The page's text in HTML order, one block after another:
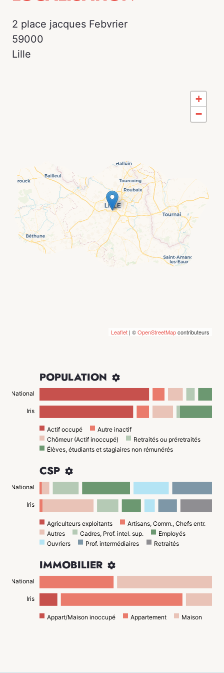
2 place jacques Febvrier
59000
Lille
+
−
Leaflet | ©OpenStreetMapcontributeurs
POPULATION 
National
Iris
Actif occupé
Autre inactif
Chômeur (Actif inoccupé)
Retraités ou préretraités
Élèves, étudiants et stagiaires non rémunérés
CSP 
National
Iris
Agriculteurs exploitants
Artisans, Comm., Chefs entr.
Autres
Cadres, Prof. intel. sup.
Employés
Ouvriers
Prof. intermédiaires Retraités
IMMOBILIER 
National
Iris
Appart/Maison inoccupé Appartement Maison